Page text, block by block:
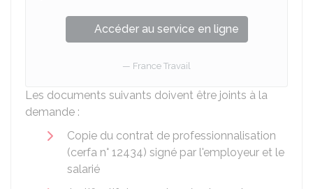
Accéder au service en ligne
France Travail
Les documents suivants doivent être joints à la
demande :
Copie du contrat de professionnalisation
(cerfa n° 12434) signé par l'employeur et le
salarié